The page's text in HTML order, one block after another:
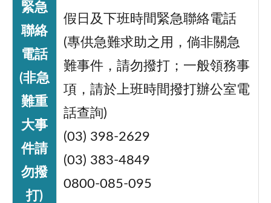
緊急
聯絡
電話
(非急
難重
大事
件請
勿撥
打)
假日及下班時間緊急聯絡電話
(專供急難求助之用，倘非關急
難事件，請勿撥打；一般領務事
項，請於上班時間撥打辦公室電
話查詢)
(03) 398-2629
(03) 383-4849
0800-085-095